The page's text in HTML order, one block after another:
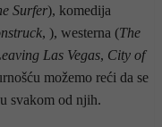
Surfer), komedija
, ), westerna (The
Las Vegas, City of
možemo reći da se
svakom od njih.